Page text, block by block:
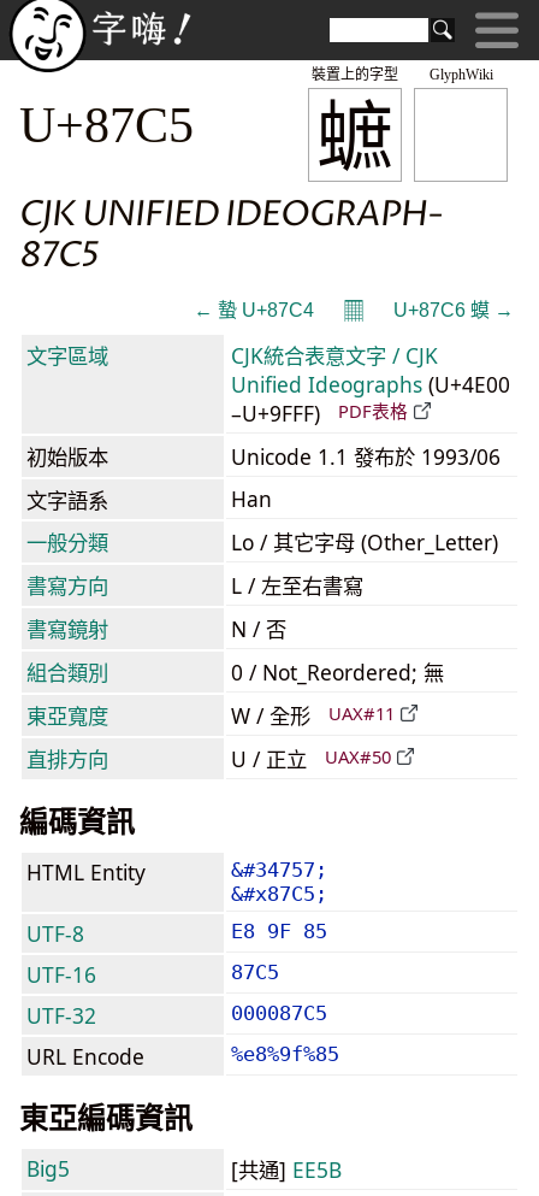
GlyphWiki
蟅
裝置上的字型
U+87C5
CJK UNIFIED IDEOGRAPH-
87C5
← 蟄 U+87C4 𝄜 U+87C6 蟆 →
文字區域
CJK統合表意文字 / CJK
Unified Ideographs (U+4E00
–U+9FFF)
PDF表格
初始版本
Unicode 1.1 發布於 1993/06
文字語系
Han
一般分類
Lo / 其它字母 (Other_Letter)
書寫方向
L / 左至右書寫
書寫鏡射
N / 否
組合類別
0 / Not_Reordered; 無
東亞寬度
W / 全形 UAX#11
直排方向 U / 正立 UAX#50
編碼資訊
HTML Entity
&#34757;
&#x87C5;
UTF-8 E8 9F 85
UTF-16 87C5
UTF-32 000087C5
URL Encode %e8%9f%85
東亞編碼資訊
Big5 [共通] EE5B